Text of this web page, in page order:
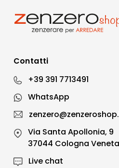
Contatti
+39 391 7713491
WhatsApp
Via Santa Apollonia, 9
37044 Cologna Veneta
Live chat